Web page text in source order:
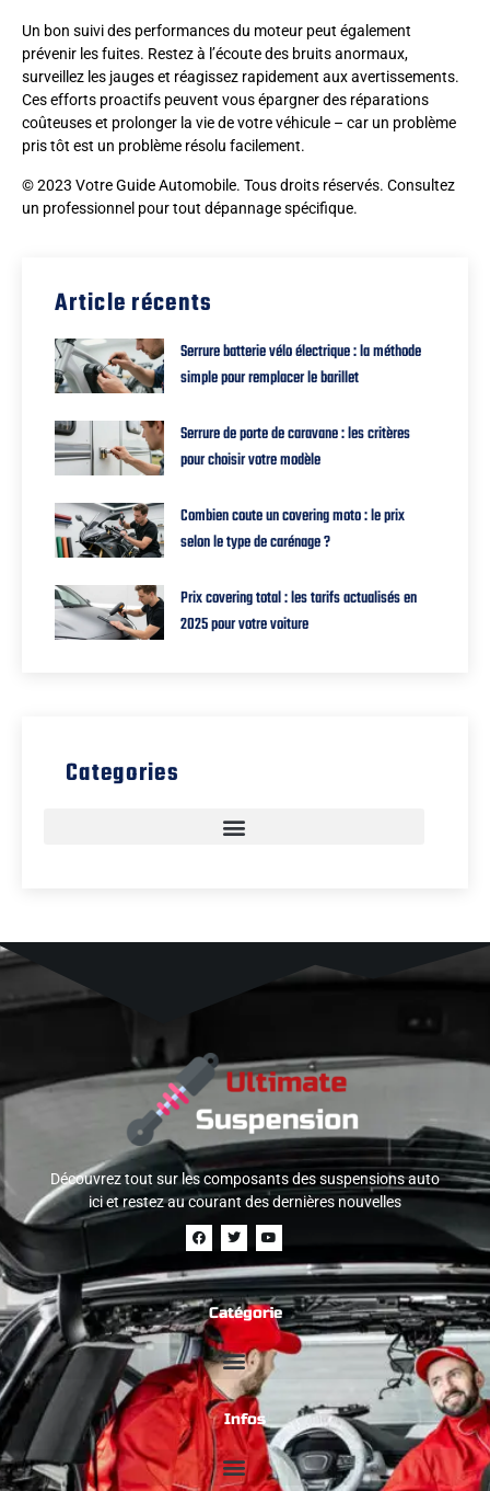
Un bon suivi des performances du moteur peut également
prévenir les fuites. Restez à l’écoute des bruits anormaux,
surveillez les jauges et réagissez rapidement aux avertissements.
Ces efforts proactifs peuvent vous épargner des réparations
coûteuses et prolonger la vie de votre véhicule – car un problème
pris tôt est un problème résolu facilement.
© 2023 Votre Guide Automobile. Tous droits réservés. Consultez
un professionnel pour tout dépannage spécifique.
Article récents
Serrure batterie vélo électrique : la méthode
simple pour remplacer le barillet
Serrure de porte de caravane : les critères
pour choisir votre modèle
Combien coute un covering moto : le prix
selon le type de carénage ?
Prix covering total : les tarifs actualisés en
2025 pour votre voiture
Categories
Découvrez tout sur les composants des suspensions auto
ici et restez au courant des dernières nouvelles
Catégorie
Infos